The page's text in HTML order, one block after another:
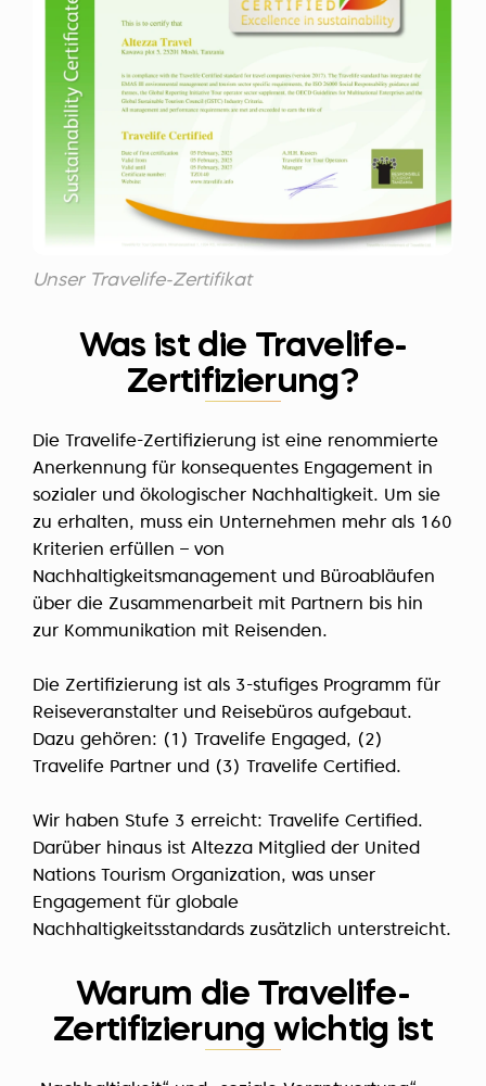
Unser Travelife-Zertifikat
Was ist die Travelife-
Zertifizierung?
Die Travelife-Zertifizierung ist eine renommierte
Anerkennung für konsequentes Engagement in
sozialer und ökologischer Nachhaltigkeit. Um sie
zu erhalten, muss ein Unternehmen mehr als 160
Kriterien erfüllen – von
Nachhaltigkeitsmanagement und Büroabläufen
über die Zusammenarbeit mit Partnern bis hin
zur Kommunikation mit Reisenden.
Die Zertifizierung ist als 3-stufiges Programm für
Reiseveranstalter und Reisebüros aufgebaut.
Dazu gehören: (1) Travelife Engaged, (2)
Travelife Partner und (3) Travelife Certified.
Wir haben Stufe 3 erreicht: Travelife Certified.
Darüber hinaus ist Altezza Mitglied der United
Nations Tourism Organization, was unser
Engagement für globale
Nachhaltigkeitsstandards zusätzlich unterstreicht.
Warum die Travelife-
Zertifizierung wichtig ist